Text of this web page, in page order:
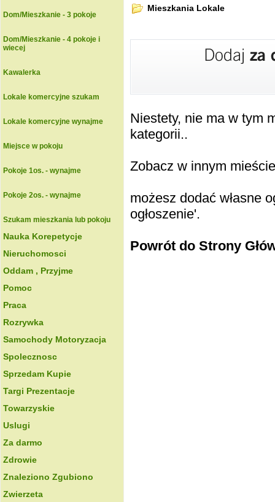
Dom/Mieszkanie - 3 pokoje
Dom/Mieszkanie - 4 pokoje i
wiecej
Kawalerka
Lokale komercyjne szukam
Lokale komercyjne wynajme
Miejsce w pokoju
Pokoje 1os. - wynajme
Pokoje 2os. - wynajme
Szukam mieszkania lub pokoju
Nauka Korepetycje
Nieruchomosci
Oddam , Przyjme
Pomoc
Praca
Rozrywka
Samochody Motoryzacja
Spolecznosc
Sprzedam Kupie
Targi Prezentacje
Towarzyskie
Uslugi
Za darmo
Zdrowie
Znaleziono Zgubiono
Zwierzeta
Mieszkania Lokale
Niestety, nie ma w tym
kategorii..
Zobacz w innym
możesz dodać własne
ogłoszenie'.
Powrót do Strony